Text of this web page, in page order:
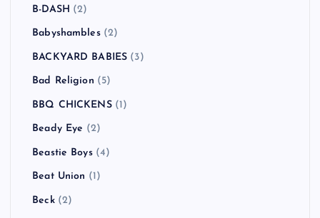
B-DASH (2)
Babyshambles(2)
BACKYARD BABIES (3)
Bad Religion (5)
BBQ CHICKENS(1)
Beady Eye (2)
Beastie Boys(4)
Beat Union (1)
Beck(2)